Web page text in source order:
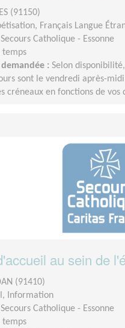
(91150)
Français Langue
Secours Catholique - Essonne
temps
: Selon
sont le vendredi après-
créneaux en fonctions de vos
au sein de
(91410)
Information
Secours Catholique - Essonne
temps